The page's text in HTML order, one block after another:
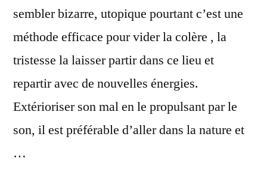
sembler bizarre, utopique pourtant c’est une
méthode efficace pour vider la colère , la
tristesse la laisser partir dans ce lieu et
repartir avec de nouvelles énergies.
Extérioriser son mal en le propulsant par le
son, il est préférable d’aller dans la nature et
…